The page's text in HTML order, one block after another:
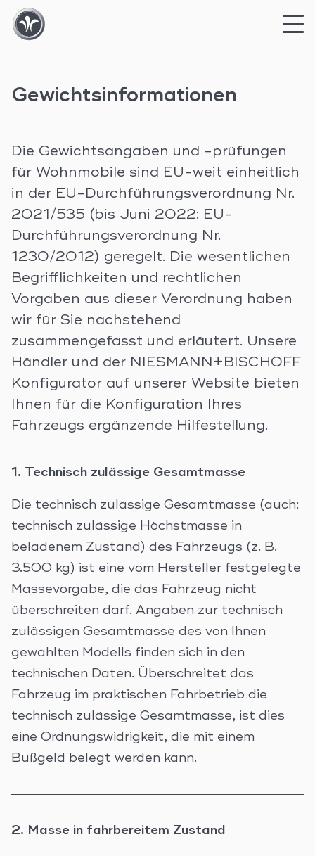
content
Gewichtsinformationen
Die Gewichtsangaben und -prüfungen
für Wohnmobile sind EU-weit einheitlich
in der EU-Durchführungsverordnung Nr.
2021/535 (bis Juni 2022: EU-
Durchführungsverordnung Nr.
1230/2012) geregelt. Die wesentlichen
Begrifflichkeiten und rechtlichen
Vorgaben aus dieser Verordnung haben
wir für Sie nachstehend
zusammengefasst und erläutert. Unsere
Händler und der NIESMANN+BISCHOFF
Konfigurator auf unserer Website bieten
Ihnen für die Konfiguration Ihres
Fahrzeugs ergänzende Hilfestellung.
1. Technisch zulässige Gesamtmasse
Die technisch zulässige Gesamtmasse (auch:
technisch zulässige Höchstmasse in
beladenem Zustand) des Fahrzeugs (z. B.
3.500 kg) ist eine vom Hersteller festgelegte
Massevorgabe, die das Fahrzeug nicht
überschreiten darf. Angaben zur technisch
zulässigen Gesamtmasse des von Ihnen
gewählten Modells finden sich in den
technischen Daten. Überschreitet das
Fahrzeug im praktischen Fahrbetrieb die
technisch zulässige Gesamtmasse, ist dies
eine Ordnungswidrigkeit, die mit einem
Bußgeld belegt werden kann.
2. Masse in fahrbereitem Zustand